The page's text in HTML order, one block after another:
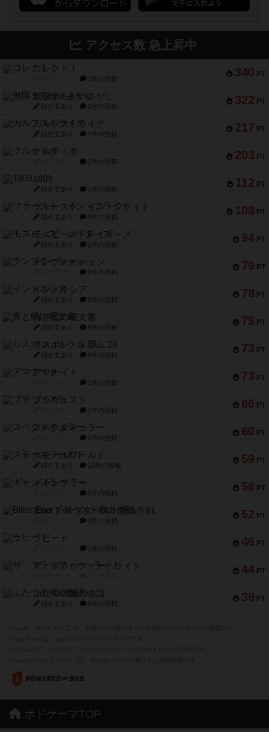
アクセス数 急上昇中
340 PT
コレクト！
1件の投稿
322 PT
無限まちがいさがし
紹介文あり 2件の投稿
217 PT
ガルフストライク
紹介文あり 1件の投稿
203 PT
クルティボ
1件の投稿
112 PT
1809
紹介文あり 1件の投稿
108 PT
ファースト・イン・フライト
紹介文あり 3件の投稿
94 PT
モズビ－ズ・レイダ－ズ
紹介文あり 1件の投稿
79 PT
テンプテーション
2件の投稿
78 PT
インドネシア
紹介文あり 2件の投稿
75 PT
宵と暁の呪文書
紹介文あり 8件の投稿
73 PT
リスボン・トラム 28
紹介文あり 9件の投稿
73 PT
アマナイト
1件の投稿
66 PT
ブラヴェスト
1件の投稿
60 PT
スペクタキュラー
1件の投稿
59 PT
スモールワールド
紹介文あり 13件の投稿
58 PT
ギャンブラー
2件の投稿
52 PT
Bitter End ブタペスト救出作戦
1件の投稿
46 PT
ラピード
1件の投稿
44 PT
ザ・フラッフィー・ライト
39 PT
ふたつの城の物語
紹介文あり 6件の投稿
ボドゲーマTOP